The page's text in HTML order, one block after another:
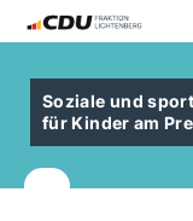
Soziale und
für Kinder am